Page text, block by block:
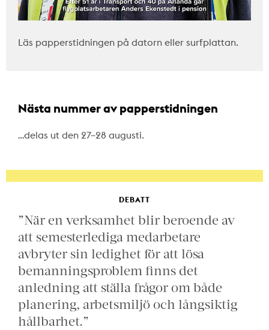
Läs papperstidningen på datorn eller surfplattan.
Nästa nummer av papperstidningen
…delas ut den 27–28 augusti.
DEBATT
”När en verksamhet blir beroende av
att semesterlediga medarbetare
avbryter sin ledighet för att lösa
bemanningsproblem finns det
anledning att ställa frågor om både
planering, arbetsmiljö och långsiktig
hållbarhet.”